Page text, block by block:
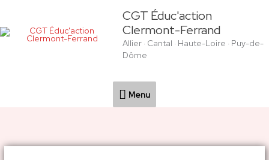
contenu
CGT Éduc'action
Clermont-Ferrand
Allier · Cantal · Haute-Loire · Puy-de-
Dôme
Menu
Menu